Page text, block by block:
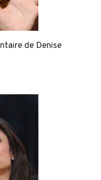
de Denise